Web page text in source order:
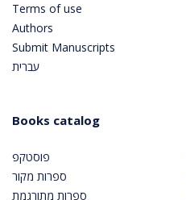
Terms of use
Authors
Submit Manuscripts
עברית
Books catalog
פוסטקפ
ספרות מקור
ספרות מתורגמת